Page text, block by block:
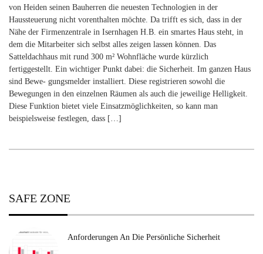
von Heiden seinen Bauherren die neuesten Technologien in der
Haussteuerung nicht vorenthalten möchte. Da trifft es sich, dass in der
Nähe der Firmenzentrale in Isernhagen H.B. ein smartes Haus steht, in
dem die Mitarbeiter sich selbst alles zeigen lassen können. Das
Satteldachhaus mit rund 300 m² Wohnfläche wurde kürzlich
fertiggestellt. Ein wichtiger Punkt dabei: die Sicherheit. Im ganzen Haus
sind Bewe- gungsmelder installiert. Diese registrieren sowohl die
Bewegungen in den einzelnen Räumen als auch die jeweilige Helligkeit.
Diese Funktion bietet viele Einsatzmöglichkeiten, so kann man
beispielsweise festlegen, dass […]
SAFE ZONE
Anforderungen An Die Persönliche Sicherheit